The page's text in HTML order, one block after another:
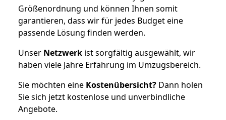
Größenordnung und können Ihnen somit
garantieren, dass wir für jedes Budget eine
passende Lösung finden werden.
Unser Netzwerk ist sorgfältig ausgewählt, wir
haben viele Jahre Erfahrung im Umzugsbereich.
Sie möchten eine Kostenübersicht? Dann holen
Sie sich jetzt kostenlose und unverbindliche
Angebote.